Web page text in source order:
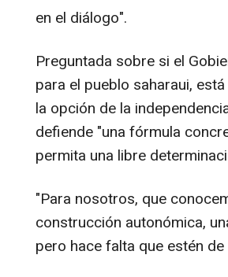
en el diálogo".
Preguntada sobre si el
para el pueblo saharaui,
la opción de la
defiende "una fórmula
permita una libre
"Para nosotros, que
construcción autonómica,
pero hace falta que estén